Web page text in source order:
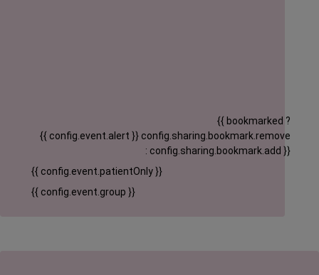
{{ config.event.alert }}
{{ bookmarked ?
config.sharing.bookmark.remove
: config.sharing.bookmark.add }}
{{ config.event.patientOnly }}
{{ config.event.group }}